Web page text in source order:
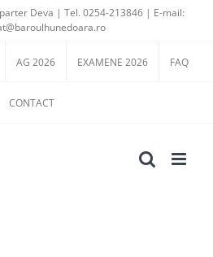
Deva | Tel. 0254-213846 | E-mail:
AG 2026 EXAMENE 2026 FAQ
CONTACT